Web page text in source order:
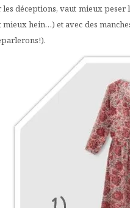
déceptions, vaut mieux
hein…) et avec des